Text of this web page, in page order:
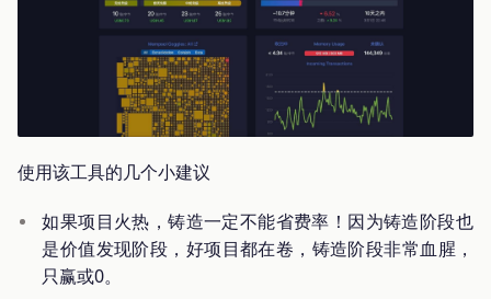
使用该工具的几个小建议
如果项目火热，铸造一定不能省费率！因为铸造阶段也
是价值发现阶段，好项目都在卷，铸造阶段非常血腥，
只赢或0。